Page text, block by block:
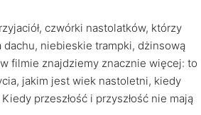
czwórki nastolatków, którzy
niebieskie trampki, dżinsową
filmie znajdziemy znacznie więcej: to
jakim jest wiek nastoletni, kiedy
przeszłość i przyszłość nie mają